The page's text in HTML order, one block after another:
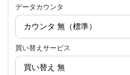
データカウンタ
買い替えサービス